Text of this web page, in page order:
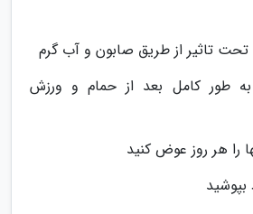
تاثیر از طریق صابون و آب گرم
به طور کامل بعد از حمام و ورزش
را هر روز عوض کنید